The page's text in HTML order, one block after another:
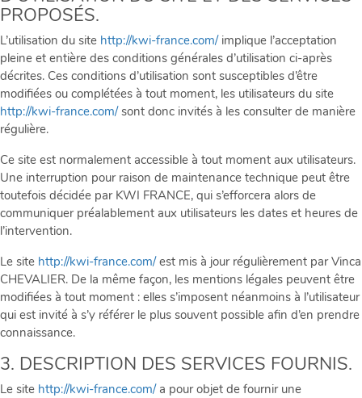
PROPOSÉS.
L’utilisation du site http://kwi-france.com/implique l’acceptation
pleine et entière des conditions générales d’utilisation ci-après
décrites. Ces conditions d’utilisation sont susceptibles d’être
modifiées ou complétées à tout moment, les utilisateurs du site
http://kwi-france.com/sont donc invités à les consulter de manière
régulière.
Ce site est normalement accessible à tout moment aux utilisateurs.
Une interruption pour raison de maintenance technique peut être
toutefois décidée par KWI FRANCE, qui s’efforcera alors de
communiquer préalablement aux utilisateurs les dates et heures de
l’intervention.
Le site http://kwi-france.com/est mis à jour régulièrement par Vinca
CHEVALIER. De la même façon, les mentions légales peuvent être
modifiées à tout moment : elles s’imposent néanmoins à l’utilisateur
qui est invité à s’y référer le plus souvent possible afin d’en prendre
connaissance.
3. DESCRIPTION DES SERVICES FOURNIS.
Le site http://kwi-france.com/a pour objet de fournir une